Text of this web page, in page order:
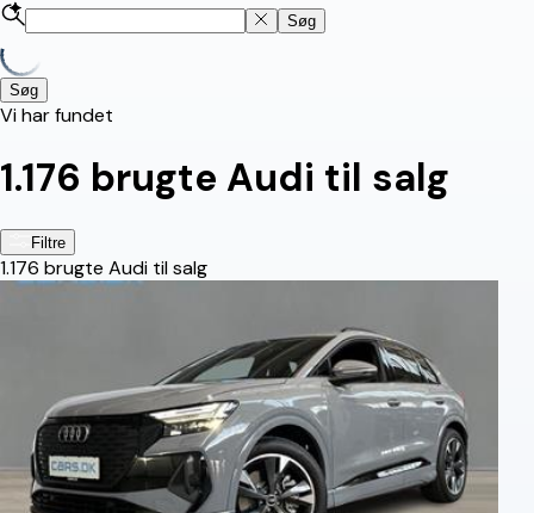
Søg
Søg
Vi har fundet
1.176 brugte Audi til salg
Filtre
1.176 brugte Audi til salg